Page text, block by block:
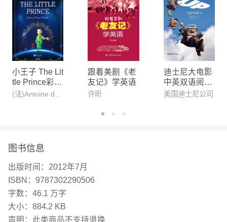
小王子 The Lit
tle Prince彩色
全英文插图版
跟着美剧《老
友记》学英语
许昕
迪士尼大电影
中英双语阅读·
飞屋环游记
美国迪士尼公司
图书信息
出版时间： 2012年7月
ISBN： 9787302290506
字数： 46.1 万字
大小： 884.2 KB
声明：
此类商品不支持退换